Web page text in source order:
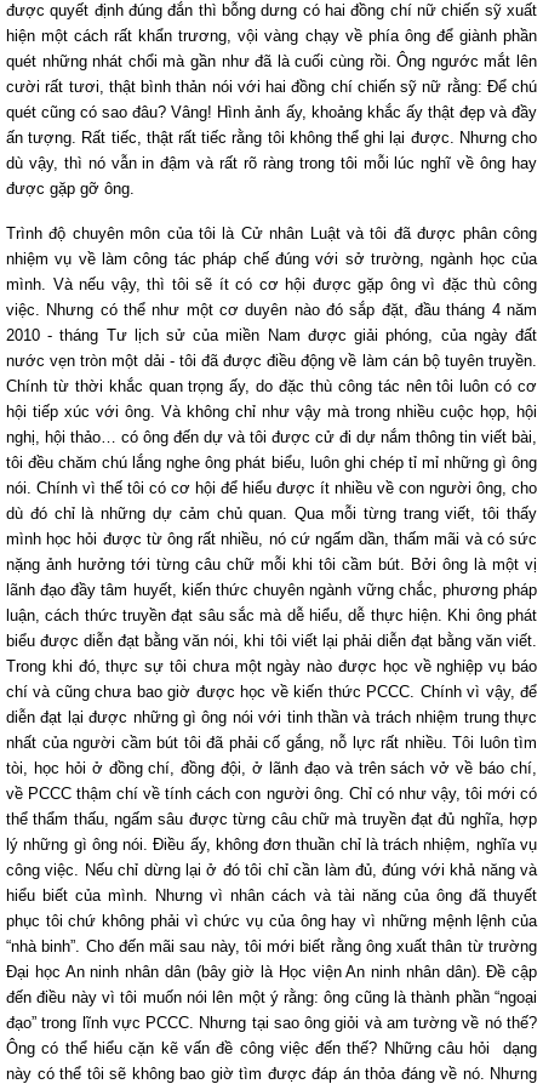
được quyết định đúng đắn thì bỗng dưng có hai đồng chí nữ chiến sỹ xuất
hiện một cách rất khẩn trương, vội vàng chạy về phía ông để giành phần
quét những nhát chổi mà gần như đã là cuối cùng rồi. Ông ngước mắt lên
cười rất tươi, thật bình thản nói với hai đồng chí chiến sỹ nữ rằng: Để chú
quét cũng có sao đâu?Vâng! Hình ảnh ấy, khoảng khắc ấy thật đẹp và đầy
ấn tượng. Rất tiếc, thật rất tiếc rằng tôi không thể ghi lại được. Nhưng cho
dù vậy, thì nó vẫn in đậm và rất rõ ràng trong tôi mỗi lúc nghĩ về ông hay
được gặp gỡ ông.
Trình độ chuyên môn của tôi là Cử nhân Luật và tôi đã được phân công
nhiệm vụ về làm công tác pháp chế đúng với sở trường, ngành học của
mình. Và nếu vậy, thì tôi sẽ ít có cơ hội được gặp ông vì đặc thù công
việc. Nhưng có thể như một cơ duyên nào đó sắp đặt, đầu tháng 4 năm
2010 - tháng Tư lịch sử của miền Nam được giải phóng, của ngày đất
nước vẹn tròn một dải - tôi đã được điều động về làm cán bộ tuyên truyền.
Chính từ thời khắc quan trọng ấy, do đặc thù công tác nên tôi luôn có cơ
hội tiếp xúc với ông. Và không chỉ như vậy mà trong nhiều cuộc họp, hội
nghị, hội thảo… có ông đến dự và tôi được cử đi dự nắm thông tin viết bài,
tôi đều chăm chú lắng nghe ông phát biểu, luôn ghi chép tỉ mỉ những gì ông
nói. Chính vì thế tôi có cơ hội để hiểu được ít nhiều về con người ông, cho
dù đó chỉ là những dự cảm chủ quan. Qua mỗi từng trang viết, tôi thấy
mình học hỏi được từ ông rất nhiều, nó cứ ngấm dần, thấm mãi và có sức
nặng ảnh hưởng tới từng câu chữ mỗi khi tôi cầm bút. Bởi ông là một vị
lãnh đạo đầy tâm huyết, kiến thức chuyên ngành vững chắc, phương pháp
luận, cách thức truyền đạt sâu sắc mà dễ hiểu, dễ thực hiện. Khi ông phát
biểu được diễn đạt bằng văn nói, khi tôi viết lại phải diễn đạt bằng văn viết.
Trong khi đó, thực sự tôi chưa một ngày nào được học về nghiệp vụ báo
chí và cũng chưa bao giờ được học về kiến thức PCCC. Chính vì vậy, để
diễn đạt lại được những gì ông nói với tinh thần và trách nhiệm trung thực
nhất của người cầm bút tôi đã phải cố gắng, nỗ lực rất nhiều. Tôi luôn tìm
tòi, học hỏi ở đồng chí, đồng đội, ở lãnh đạo và trên sách vở về báo chí,
về PCCC thậm chí về tính cách con người ông. Chỉ có như vậy, tôi mới có
thể thẩm thấu, ngấm sâu được từng câu chữ mà truyền đạt đủ nghĩa, hợp
lý những gì ông nói. Điều ấy, không đơn thuần chỉ là trách nhiệm, nghĩa vụ
công việc. Nếu chỉ dừng lại ở đó tôi chỉ cần làm đủ, đúng với khả năng và
hiểu biết của mình. Nhưng vì nhân cách và tài năng của ông đã thuyết
phục tôi chứ không phải vì chức vụ của ông hay vì những mệnh lệnh của
“nhà binh”. Cho đến mãi sau này, tôi mới biết rằng ông xuất thân từ trường
Đại học An ninh nhân dân (bây giờ là Học viện An ninh nhân dân). Đề cập
đến điều này vì tôi muốn nói lên một ý rằng: ông cũng là thành phần “ngoại
đạo” trong lĩnh vực PCCC. Nhưng tại sao ông giỏi và am tường về nó thế?
Ông có thể hiểu cặn kẽ vấn đề công việc đến thế? Những câu hỏi dạng
này có thể tôi sẽ không bao giờ tìm được đáp án thỏa đáng về nó. Nhưng